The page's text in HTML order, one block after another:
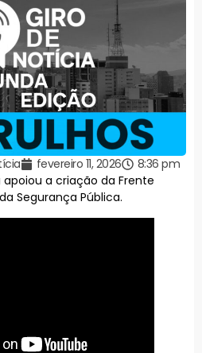
fevereiro 11, 2026
8:36 pm
a criação da Frente
Segurança Pública.